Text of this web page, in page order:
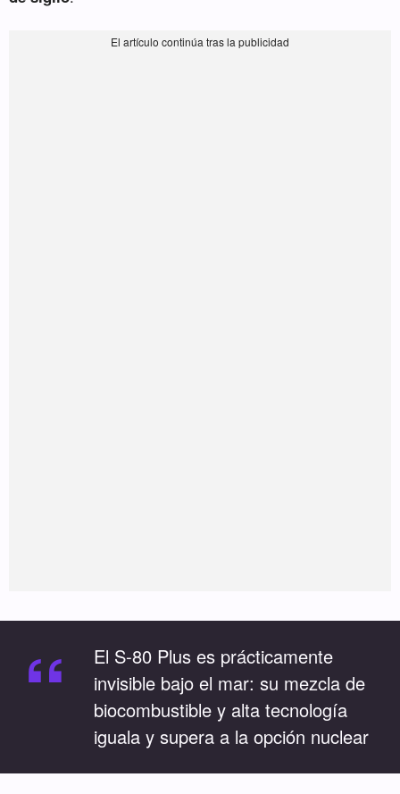
“
El S-80 Plus es prácticamente
invisible bajo el mar: su mezcla de
biocombustible y alta tecnología
iguala y supera a la opción nuclear